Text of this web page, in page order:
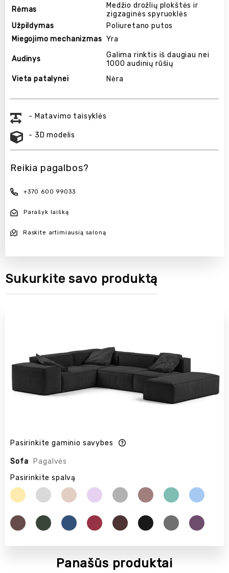
Rėmas
Medžio drožlių plokštės ir
zigzaginės spyruoklės
Užpildymas
Poliuretano putos
Miegojimo mechanizmas Yra
Audinys
Galima rinktis iš daugiau nei
1000 audinių rūšių
Vieta patalynei
Nėra
- Matavimo taisyklės
- 3D modelis
Reikia pagalbos?
+370 600 99033
Parašyk laišką
Raskite artimiausią saloną
Sukurkite savo produktą
Pasirinkite gaminio savybes
Sofa
Pagalvės
Pasirinkite spalvą
Panašūs produktai